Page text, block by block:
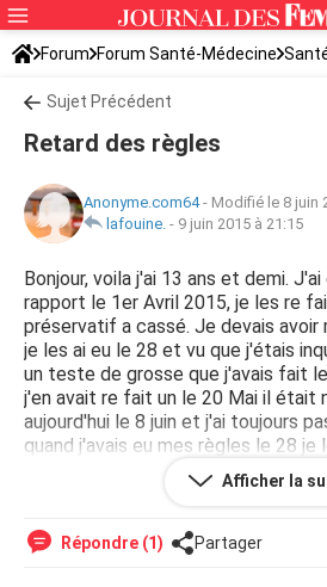
Forum Forum Santé-Médecine
Sujet Précédent
Retard des règles
Anonyme.com64- Modifié le 8 juin
lafouine. - 9 juin 2015 à 21:15
Bonjour, voila j'ai 13 ans et demi.
rapport le 1er Avril 2015, je les re
préservatif a cassé. Je devais avoir
je les ai eu le 28 et vu que j'étais
un teste de grosse que j'avais fait
j'en avait re fait un le 20 Mai il était
aujourd'hui le 8 juin et j'ai toujours
quand j'avais eu mes règles le 28 je
couler beaucoup. Je m'inquiète
faire? Suis-je enceinte ? Ou cela est
Afficher la
Répondre (1) Partager